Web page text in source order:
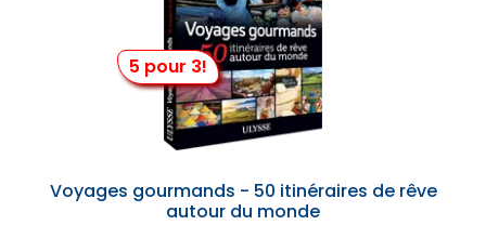
5 pour 3!
Voyages gourmands - 50 itinéraires de rêve
autour du monde